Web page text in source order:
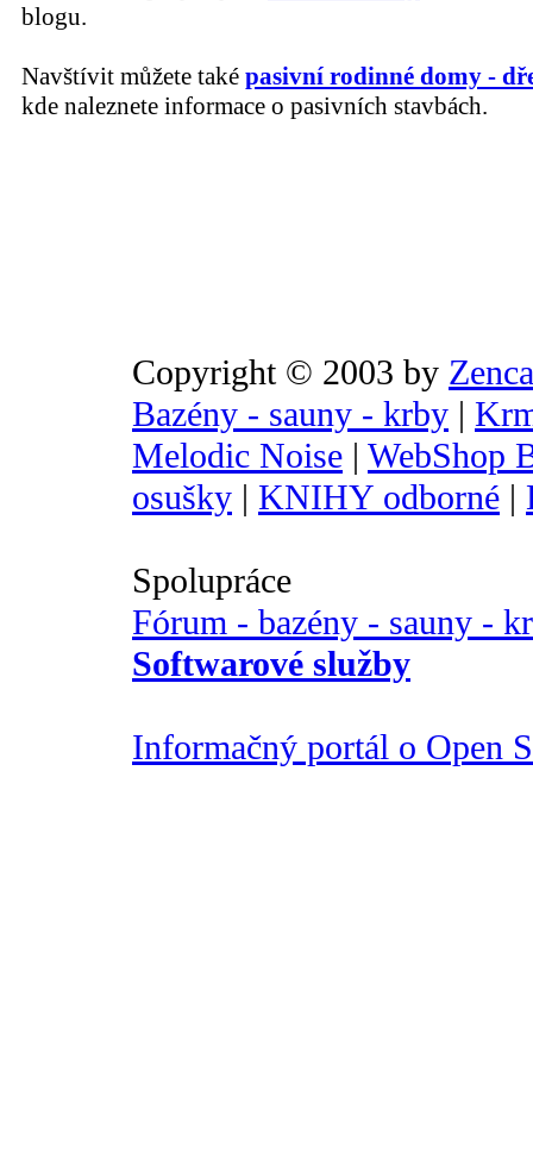
blogu.
Navštívit můžete také pasivní rodinné domy -
kde naleznete informace o pasivních stavbách.
Copyright © 2003 by
Bazény - sauny - krby |
Melodic Noise | WebShop
osušky | KNIHY odborné |
Spolupráce
Fórum - bazény - sauny -
Softwarové služby
Informačný portál o Open